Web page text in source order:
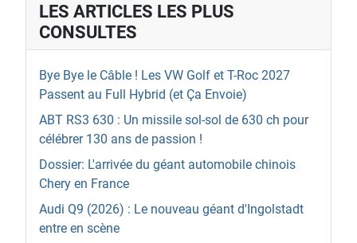
LES ARTICLES LES PLUS
CONSULTES
Bye Bye le Câble ! Les VW Golf et T-Roc 2027
Passent au Full Hybrid (et Ça Envoie)
ABT RS3 630 : Un missile sol-sol de 630 ch pour
célébrer 130 ans de passion !
Dossier: L'arrivée du géant automobile chinois
Chery en France
Audi Q9 (2026) : Le nouveau géant d'Ingolstadt
entre en scène